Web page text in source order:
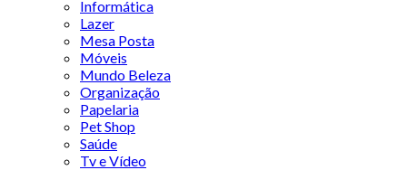
Informática
Lazer
Mesa Posta
Móveis
Mundo Beleza
Organização
Papelaria
Pet Shop
Saúde
Tv e Vídeo